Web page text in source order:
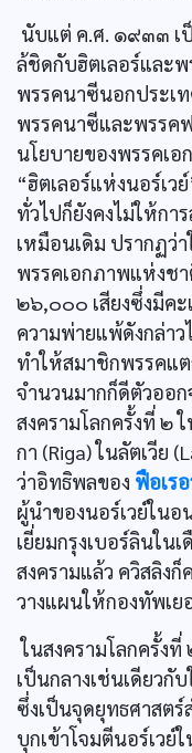
นับแต่ ค.ศ. ๑๙๓๓ เ
ล้ชิดกับฮิตเลอร์และพ
พรรคนาซีนอกประเ
พรรคนาซีและพรรค
นโยบายของพรรคเ
“ฮิตเลอร์แห่งนอร์เว
ทั่วไปก็ยังคงไม่ให้ก
เหมือนเดิม ปรากฏว่
พรรคเอกภาพแห่งชา
๒๖,๐๐๐ เสียงซึ่งมีค
ความพ่ายแพ้ดังกล่า
ทำให้สมาชิกพรรคแ
จำนวนมากก็ดีตัวออก
สงครามโลกครั้งที่ ๒
กา (Riga) ในลัตเวีย
ว่าอิทธิพลของ ฟือเร
ผู้นำของนอร์เวย์ในอ
เยี่ยมกรุงเบอร์ลินใน
สงครามแล้ว ควิสลิงก็
วางแผนให้กองทัพเย
ในสงครามโลกครั้งที่
เป็นกลางเช่นเดียวกั
ซึ่งเป็นจุดยุทธศาสต
บุกเข้าโจมตีนอร์เวย์